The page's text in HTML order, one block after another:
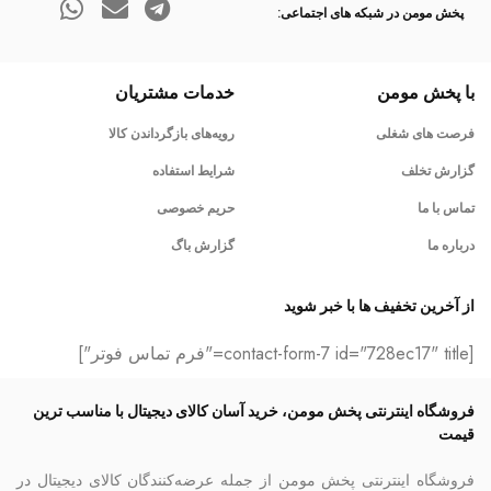
پخش مومن در شبکه های اجتماعی:
با پخش مومن
فرصت های شغلی
گزارش تخلف
تماس با ما
درباره ما
خدمات مشتریان
رویه‌های بازگرداندن کالا
شرایط استفاده
حریم خصوصی
گزارش باگ
از آخرین تخفیف ها با خبر شوید
[contact-form-7 id="728ec17" title="فرم تماس فوتر"]
فروشگاه اینترنتی پخش مومن، خرید آسان کالای دیجیتال با مناسب ترین
قیمت
فروشگاه اینترنتی پخش مومن از جمله عرضه‌کنندگان کالای دیجیتال در